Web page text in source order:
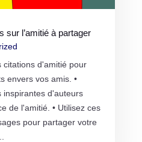
sur l’amitié à partager
citations d'amitié pour
envers vos amis. •
inspirantes d'auteurs
de l'amitié. • Utilisez ces
pour partager votre